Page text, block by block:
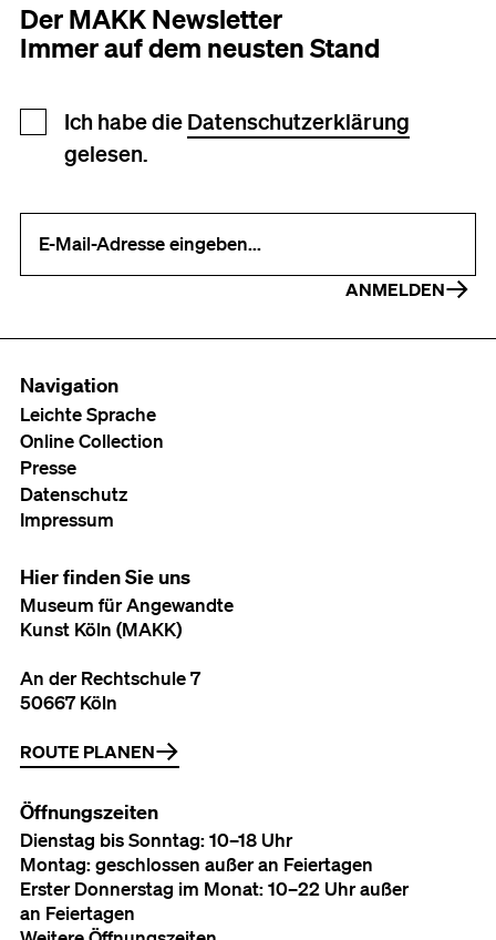
Der MAKK Newsletter
Immer auf dem neusten Stand
Newsletter Anmeldung
Ich habe die Datenschutzerklärung
gelesen.
ANMELDEN
Navigation
Leichte Sprache
Online Collection
Presse
Datenschutz
Impressum
Hier finden Sie uns
Museum für Angewandte
Kunst Köln (MAKK)
An der Rechtschule 7
50667 Köln
ROUTE PLANEN
Öffnungszeiten
Dienstag bis Sonntag: 10–18 Uhr
Montag: geschlossen außer an Feiertagen
Erster Donnerstag im Monat: 10–22 Uhr außer
an Feiertagen